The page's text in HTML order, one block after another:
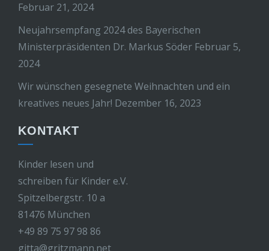
Februar 21, 2024
Neujahrsempfang 2024 des Bayerischen
Ministerpräsidenten Dr. Markus Söder Februar 5,
2024
Wir wünschen gesegnete Weihnachten und ein
kreatives neues Jahr! Dezember 16, 2023
KONTAKT
Kinder lesen und
schreiben für Kinder e.V.
Spitzelbergstr. 10 a
81476 München
+49 89 75 97 98 86
gitta@gritzmann.net